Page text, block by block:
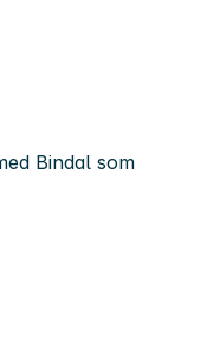
Bindal som